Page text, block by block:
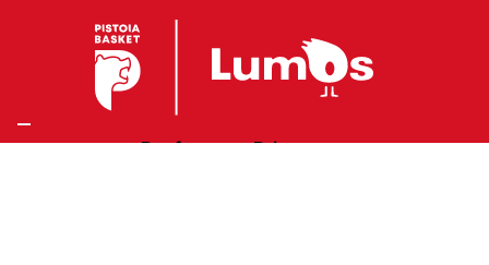
Preferenze Privacy